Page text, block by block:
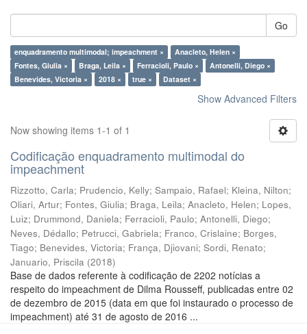
Go
enquadramento multimodal; impeachment ×
Anacleto, Helen ×
Fontes, Giulia ×
Braga, Leila × Ferracioli, Paulo ×
Antonelli, Diego ×
Benevides, Victoria ×
2018 × true × Dataset ×
Show Advanced Filters
Now showing items 1-1 of 1
Codificação enquadramento multimodal do
impeachment
Rizzotto, Carla; Prudencio, Kelly; Sampaio, Rafael; Kleina, Nilton;
Oliari, Artur; Fontes, Giulia; Braga, Leila; Anacleto, Helen; Lopes,
Luiz; Drummond, Daniela; Ferracioli, Paulo; Antonelli, Diego;
Neves, Dédallo; Petrucci, Gabriela; Franco, Crislaine; Borges,
Tiago; Benevides, Victoria; França, Djiovani; Sordi, Renato;
Januario, Priscila (2018)
Base de dados referente à codificação de 2202 notícias a
respeito do impeachment de Dilma Rousseff, publicadas entre 02
de dezembro de 2015 (data em que foi instaurado o processo de
impeachment) até 31 de agosto de 2016 ...